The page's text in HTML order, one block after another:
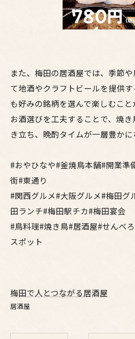
また、梅田の居酒屋では、季節
て地酒やクラフトビールを提供
も好みの銘柄を選んで楽しむこと
お酒選びを工夫することで、焼
き立ち、晩酌タイムが一層豊かに
#おやひなや#釜焼鳥本舗#開業準
街#東通り
#関西グルメ#大阪グルメ#梅田グ
田ランチ#梅田駅チカ#梅田宴会
#鳥料理#焼き鳥#居酒屋#せんべ
スポット
梅田で人とつながる居酒屋
居酒屋